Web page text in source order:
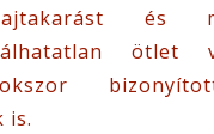
és
ötlet
is.